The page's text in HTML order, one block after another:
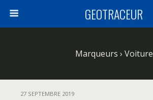
GEOTRACEUR
Marqueurs › Voiture
27 SEPTEMBRE 2019